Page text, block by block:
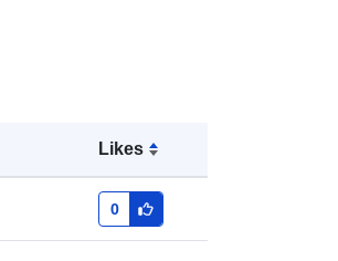
Likes
0
88u/dataset/fr-